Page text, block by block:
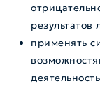
результатов
применять